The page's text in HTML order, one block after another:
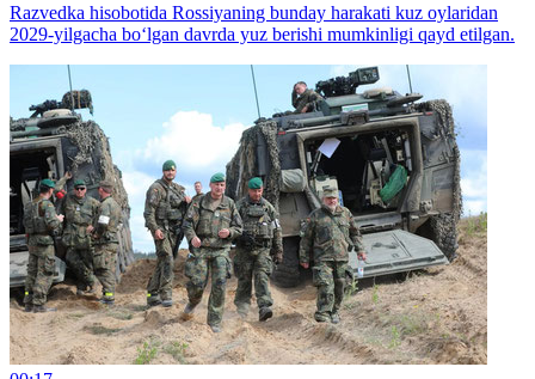
Razvedka hisobotida Rossiyaning bunday harakati kuz oylaridan
2029-yilgacha bo‘lgan davrda yuz berishi mumkinligi qayd etilgan.